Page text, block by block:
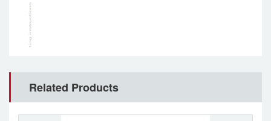
Related Products